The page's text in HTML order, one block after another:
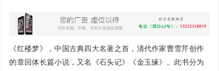
《红楼梦》，中国古典四大名著之首，清代作家曹雪芹创作
的章回体长篇小说，又名《石头记》《金玉缘》。此书分为